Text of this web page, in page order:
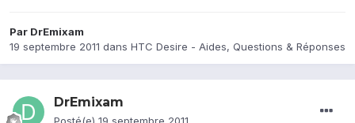
Par DrEmixam
19 septembre 2011 dans HTC Desire - Aides, Questions & Réponses
DrEmixam